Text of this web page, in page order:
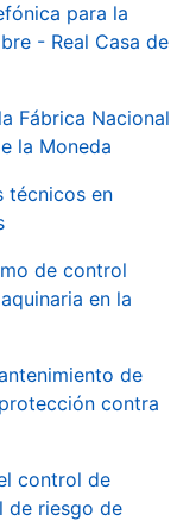
para la
- Real Casa de
Fábrica Nacional
la Moneda
técnicos en
de control
en la
de
contra
control de
de riesgo de